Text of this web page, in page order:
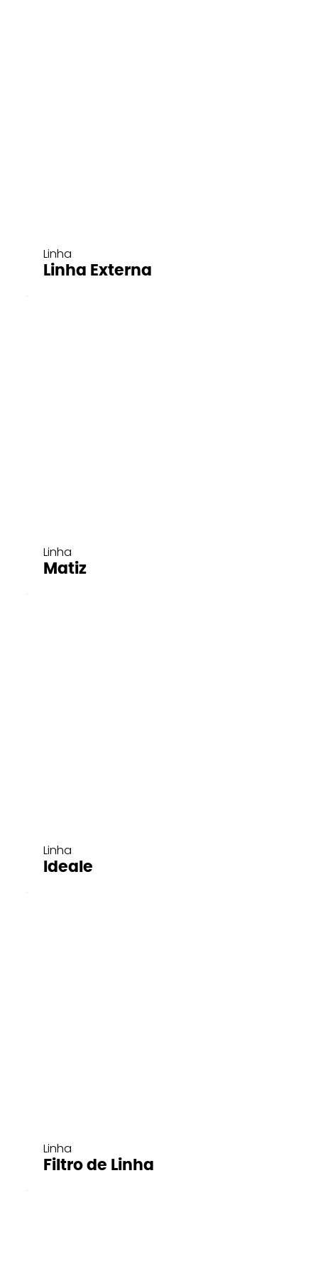
Linha
Linha Externa
Linha
Matiz
Linha
Ideale
Linha
Filtro de Linha